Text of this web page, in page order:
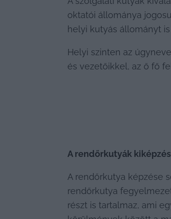
oktatói állománya
helyi kutyás állományt
Helyi szinten az
és vezetőikkel, az ő fő
A rendőrkutyák
A rendőrkutya képzése
rendőrkutya
részt is tartalmaz, ami